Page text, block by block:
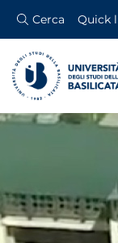
Cerca Quick